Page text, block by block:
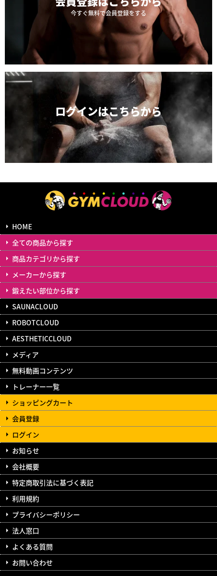
今すぐ無料で会員登録をする
ログインはこちらから
HOME
全ての商品から探す
商品カテゴリから探す
メーカーから探す
鍛えたい部位から探す
SAUNACLOUD
ROBOTCLOUD
AESTHETICCLOUD
メディア
無料動画コンテンツ
トレーナー一覧
ショッピングカート
会員登録
ログイン
お知らせ
会社概要
特定商取引法に基づく表記
利用規約
プライバシーポリシー
法人窓口
よくある質問
お問い合わせ